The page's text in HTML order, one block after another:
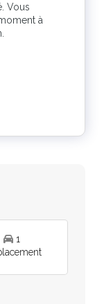
1
Vous
à